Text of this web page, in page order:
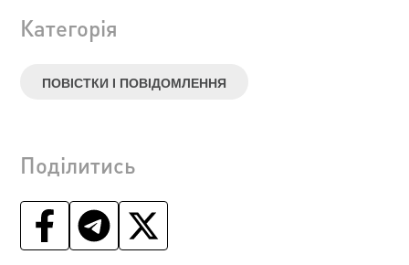
Категорія
ПОВІСТКИ І ПОВІДОМЛЕННЯ
Поділитись